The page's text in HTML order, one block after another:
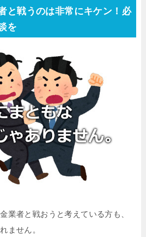
と戦うのは非常にキケン！必
を
業者と戦おうと考えている方も、
ません。